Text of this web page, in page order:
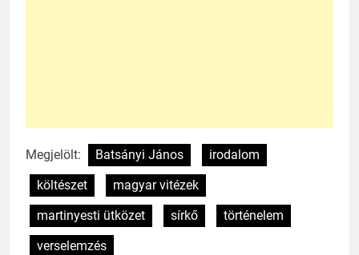
Megjelölt: Batsányi János
irodalom
költészet
magyar vitézek
martinyesti ütközet
sírkő
történelem
verselemzés